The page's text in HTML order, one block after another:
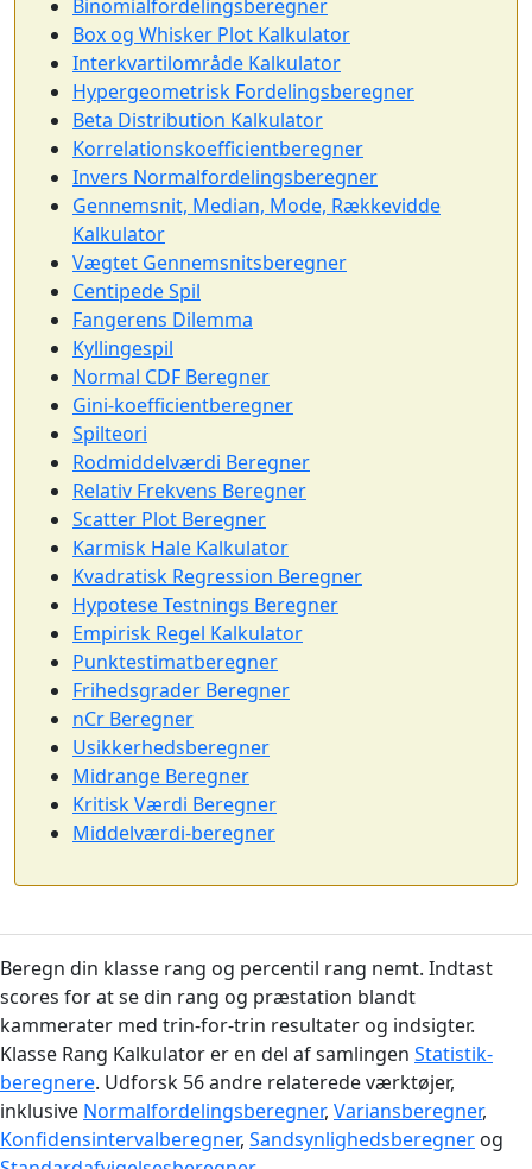
Binomialfordelingsberegner
Box og Whisker Plot Kalkulator
Interkvartilområde Kalkulator
Hypergeometrisk Fordelingsberegner
Beta Distribution Kalkulator
Korrelationskoefficientberegner
Invers Normalfordelingsberegner
Gennemsnit, Median, Mode, Rækkevidde
Kalkulator
Vægtet Gennemsnitsberegner
Centipede Spil
Fangerens Dilemma
Kyllingespil
Normal CDF Beregner
Gini-koefficientberegner
Spilteori
Rodmiddelværdi Beregner
Relativ Frekvens Beregner
Scatter Plot Beregner
Karmisk Hale Kalkulator
Kvadratisk Regression Beregner
Hypotese Testnings Beregner
Empirisk Regel Kalkulator
Punktestimatberegner
Frihedsgrader Beregner
nCr Beregner
Usikkerhedsberegner
Midrange Beregner
Kritisk Værdi Beregner
Middelværdi-beregner
Beregn din klasse rang og percentil rang nemt. Indtast
scores for at se din rang og præstation blandt
kammerater med trin-for-trin resultater og indsigter.
Klasse Rang Kalkulator er en del af samlingen Statistik-
beregnere. Udforsk 56 andre relaterede værktøjer,
inklusive Normalfordelingsberegner, Variansberegner,
Konfidensintervalberegner, Sandsynlighedsberegner og